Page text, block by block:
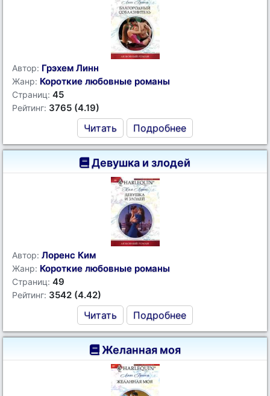
Автор: Грэхем Линн
Жанр: Короткие любовные романы
Страниц: 45
Рейтинг: 3765 (4.19)
Читать Подробнее
Девушка и злодей
Автор: Лоренс Ким
Жанр: Короткие любовные романы
Страниц: 49
Рейтинг: 3542 (4.42)
Читать Подробнее
Желанная моя